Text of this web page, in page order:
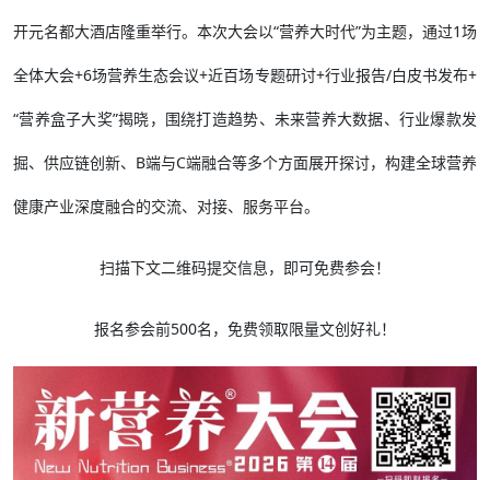
开元名都大酒店隆重举行。本次大会以“营养大时代”为主题，通过1场
全体大会+6场营养生态会议+近百场专题研讨+行业报告/白皮书发布+
“营养盒子大奖”揭晓，围绕打造趋势、未来营养大数据、行业爆款发
掘、供应链创新、B端与C端融合等多个方面展开探讨，构建全球营养
健康产业深度融合的交流、对接、服务平台。
扫描下文二维码提交信息，即可免费参会！
报名参会前500名，免费领取限量文创好礼！